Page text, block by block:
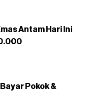
Antam Hari Ini
Pokok &